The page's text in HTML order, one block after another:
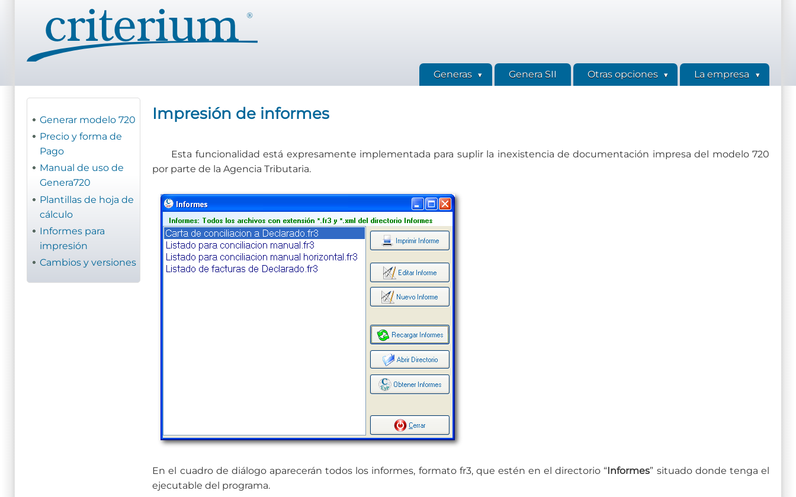
contenido
principal
Generas Genera SII Otras opciones La empresa
Generar modelo 720
Precio y forma de
Pago
Manual de uso de
Genera720
Plantillas de hoja de
cálculo
Informes para
impresión
Cambios y versiones
Impresión de informes
Esta funcionalidad está expresamente implementada para suplir la inexistencia de documentación impresa del modelo 720
por parte de la Agencia Tributaria.
En el cuadro de diálogo aparecerán todos los informes, formato fr3, que estén en el directorio “Informes” situado donde tenga el
ejecutable del programa.